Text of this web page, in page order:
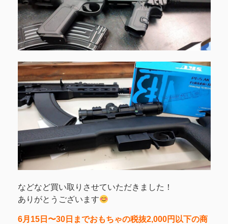
などなど買い取りさせていただきました！
ありがとうございます
6月15日〜30日までおもちゃの税抜2,000円以下の商